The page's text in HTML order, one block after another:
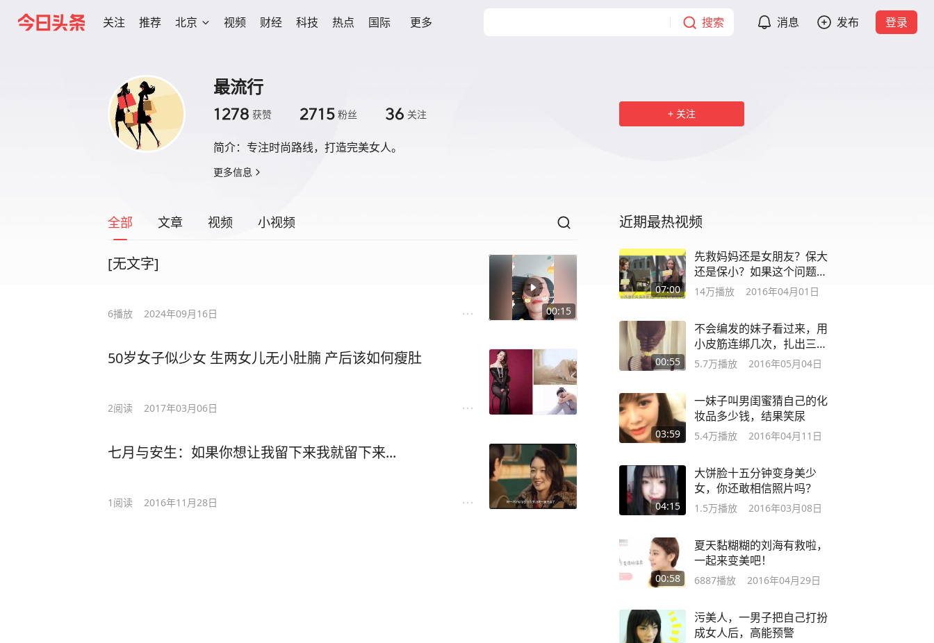
关注 推荐 北京 视频 财经 科技 热点 国际 更多 搜索 消息 发布 登录
最流行
1278 获赞 2715 粉丝 36 关注
简介： 专注时尚路线，打造完美女人。
更多信息
关注
全部 文章 视频 小视频
00:15
[无文字]
6播放 2024年09月16日
50岁女子似少女 生两女儿无小肚腩 产后该如何瘦肚
2阅读 2017年03月06日
七月与安生：如果你想让我留下来我就留下来...
1 阅读 2016年11月28日
近期最热视频
07:00
先救妈妈还是女朋友？保大
还是保小？如果这个问题拿
去问外国人
14万播放 2016年04月01日
00:55
不会编发的妹子看过来，用
小皮筋连绑几次，扎出三股
编发效果！
5.7万播放 2016年05月04日
03:59
一妹子叫男闺蜜猜自己的化
妆品多少钱，结果笑尿
5.4万播放 2016年04月11日
04:15
大饼脸十五分钟变身美少
女，你还敢相信照片吗？
1.5万播放 2016年03月08日
00:58
夏天黏糊糊的刘海有救啦，
一起来变美吧！
6887播放 2016年04月29日
污美人，一男子把自己打扮
成女人后，高能预警